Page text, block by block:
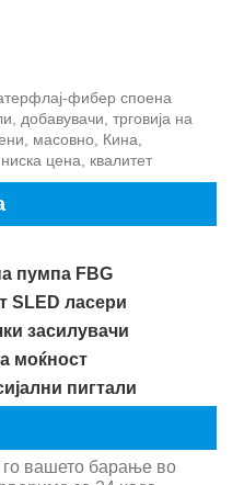
фибер споена
добавувачи, трговија на
масовно, Кина,
цена, квалитет
пумпа FBG
SLED ласери
засилувачи
моќност
пигтали
вашето барање во